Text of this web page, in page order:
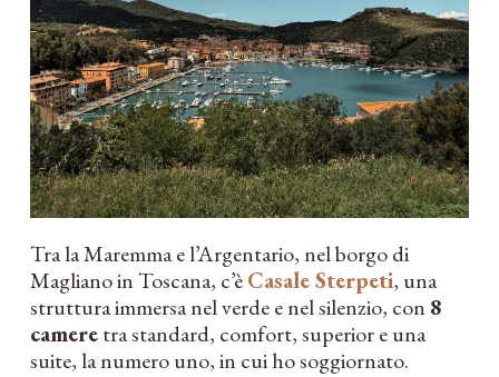
Tra la Maremma e l’Argentario, nel borgo di
Magliano in Toscana, c’èCasale Sterpeti, una
struttura immersa nel verde e nel silenzio, con 8
cameretra standard, comfort, superior e una
suite, la numero uno, in cui ho soggiornato.